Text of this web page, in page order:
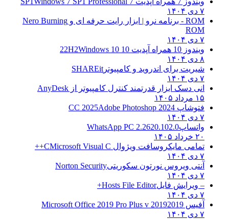
۷ دی ۱۴۰۴
ROM - برنامه نرو | ابزار رایت حرفه ای و
Nero Burning
ROM
۷ دی ۱۴۰۴
ویندوز 10 همراه آپدیت 10 22H2
Windows 10
۸ دی ۱۴۰۴
شیریت برای اندروید و کامپیوتر SHAREit
۷ دی ۱۴۰۴
انی دسک ابزار قدرتمند کنترل کامپیوتر از AnyDesk
۱۵ مرداد ۱۴۰۵
فتوشاپ CC 2025 Adobe Photoshop 2024
۷ دی ۱۴۰۴
واتساپWhatsApp PC 2.2620.102.0
۲۰ خرداد ۱۴۰۵
تمامی مایکروسافت ویژوال C Microsoft Visual C++
۷ دی ۱۴۰۴
آنتی ویروس نورتون سکوریتیNorton Security
۷ دی ۱۴۰۴
– ویرایش فایلHosts File Editor+
۷ دی ۱۴۰۴
آفیس 2019 2019 Microsoft Office 2019 Pro Plus v
۷ دی ۱۴۰۴